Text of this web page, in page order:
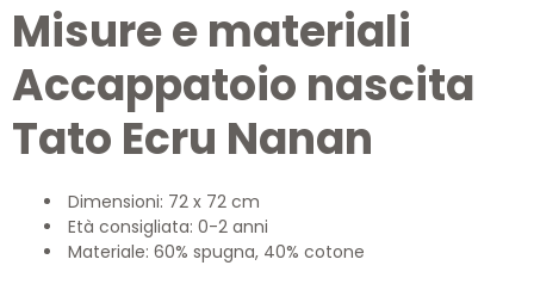
Misure e materiali
Accappatoio nascita
Tato Ecru Nanan
Dimensioni: 72 x 72 cm
Età consigliata: 0-2 anni
Materiale: 60% spugna, 40% cotone